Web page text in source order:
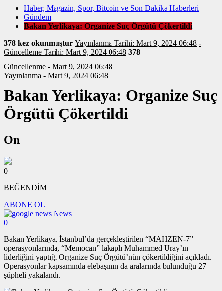
Haber, Magazin, Spor, Bitcoin ve Son Dakika Haberleri
Gündem
Bakan Yerlikaya: Organize Suç Örgütü Çökertildi
378 kez okunmuştur Yayınlanma Tarihi: Mart 9, 2024 06:48 -
Güncelleme Tarihi: Mart 9, 2024 06:48 378
Güncellenme - Mart 9, 2024 06:48
Yayınlanma - Mart 9, 2024 06:48
Bakan Yerlikaya: Organize Suç
Örgütü Çökertildi
On
0
BEĞENDİM
ABONE OL
News
0
Bakan Yerlikaya, İstanbul’da gerçekleştirilen “MAHZEN-7”
operasyonlarında, “Memocan” lakaplı Muhammed Uray’ın
liderliğini yaptığı Organize Suç Örgütü’nün çökertildiğini açıkladı.
Operasyonlar kapsamında elebaşının da aralarında bulunduğu 27
şüpheli yakalandı.